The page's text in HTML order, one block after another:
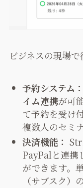
ビジネスの現場で
予約システム：
イム連携が可
て予約を受け
複数人のセミ
決済機能：
PayPalと連携
ができます。
（サブスク）